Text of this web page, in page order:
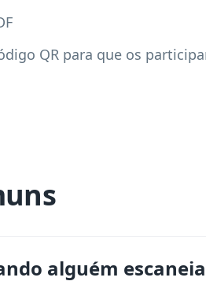
QR para que os
alguém